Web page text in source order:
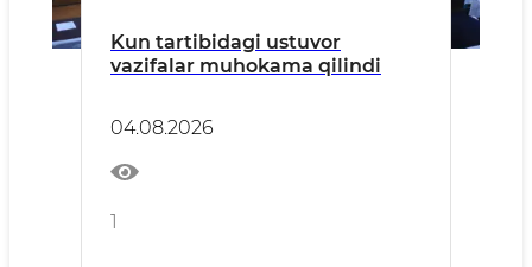
Kun tartibidagi ustuvor
vazifalar muhokama qilindi
04.08.2026
1